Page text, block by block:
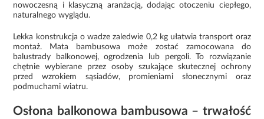
nowoczesną i klasyczną aranżacją, dodając otoczeniu ciepłego,
naturalnego wyglądu.
Lekka konstrukcja o wadze zaledwie 0,2 kg ułatwia transport oraz
montaż. Mata bambusowa może zostać zamocowana do
balustrady balkonowej, ogrodzenia lub pergoli. To rozwiązanie
chętnie wybierane przez osoby szukające skutecznej ochrony
przed wzrokiem sąsiadów, promieniami słonecznymi oraz
podmuchami wiatru.
Osłona balkonowa bambusowa – trwałość